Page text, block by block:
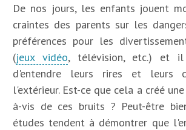
De nos jours, les enfants jouent
craintes des parents sur les
préférences pour les
(jeux vidéo, télévision, etc.) et
d'entendre leurs rires et leurs
l'extérieur. Est-ce que cela a créé
à-vis de ces bruits ? Peut-être
études tendent à démontrer que